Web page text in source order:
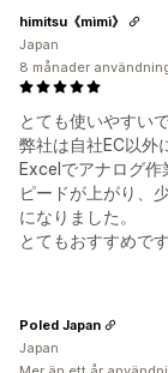
とても使いやすいで
弊社は自社EC以外
Excelでアナログ作
ピードが上がり、
になりました。
とてもおすすめです
himitsu《mìmì》
Japan
8 månader
Poled Japan
Japan